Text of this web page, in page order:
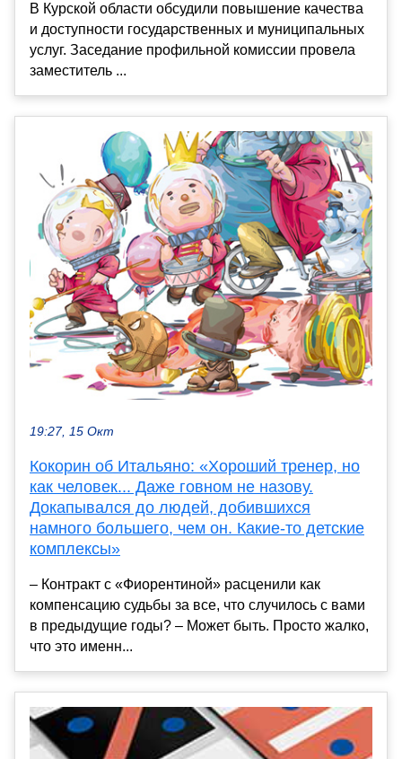
В Курской области обсудили повышение качества
и доступности государственных и муниципальных
услуг. Заседание профильной комиссии провела
заместитель ...
19:27, 15 Окт
Кокорин об Итальяно: «Хороший тренер, но
как человек... Даже говном не назову.
Докапывался до людей, добившихся
намного большего, чем он. Какие-то детские
комплексы»
– Контракт с «Фиорентиной» расценили как
компенсацию судьбы за все, что случилось с вами
в предыдущие годы? – Может быть. Просто жалко,
что это именн...